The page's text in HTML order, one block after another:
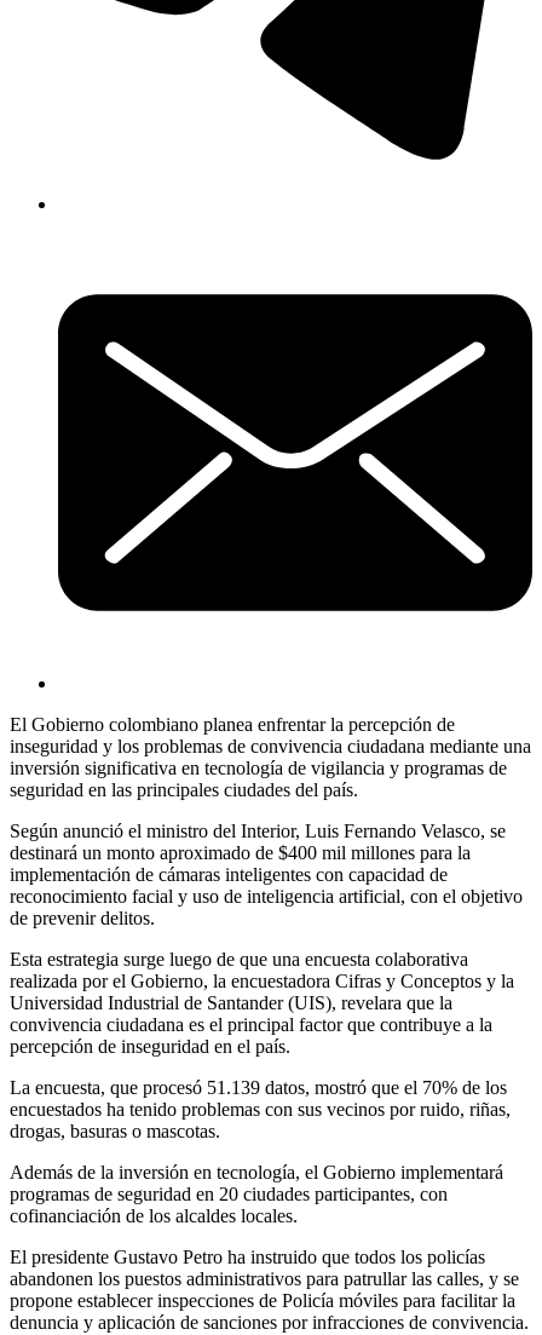
El Gobierno colombiano planea enfrentar la percepción de
inseguridad y los problemas de convivencia ciudadana mediante una
inversión significativa en tecnología de vigilancia y programas de
seguridad en las principales ciudades del país.
Según anunció el ministro del Interior, Luis Fernando Velasco, se
destinará un monto aproximado de $400 mil millones para la
implementación de cámaras inteligentes con capacidad de
reconocimiento facial y uso de inteligencia artificial, con el objetivo
de prevenir delitos.
Esta estrategia surge luego de que una encuesta colaborativa
realizada por el Gobierno, la encuestadora Cifras y Conceptos y la
Universidad Industrial de Santander (UIS), revelara que la
convivencia ciudadana es el principal factor que contribuye a la
percepción de inseguridad en el país.
La encuesta, que procesó 51.139 datos, mostró que el 70% de los
encuestados ha tenido problemas con sus vecinos por ruido, riñas,
drogas, basuras o mascotas.
Además de la inversión en tecnología, el Gobierno implementará
programas de seguridad en 20 ciudades participantes, con
cofinanciación de los alcaldes locales.
El presidente Gustavo Petro ha instruido que todos los policías
abandonen los puestos administrativos para patrullar las calles, y se
propone establecer inspecciones de Policía móviles para facilitar la
denuncia y aplicación de sanciones por infracciones de convivencia.